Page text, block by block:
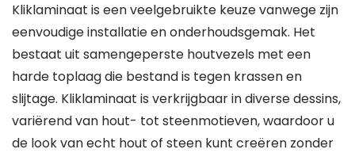
Kliklaminaat is een veelgebruikte keuze vanwege zijn
eenvoudige installatie en onderhoudsgemak. Het
bestaat uit samengeperste houtvezels met een
harde toplaag die bestand is tegen krassen en
slijtage. Kliklaminaat is verkrijgbaar in diverse dessins,
variërend van hout- tot steenmotieven, waardoor u
de look van echt hout of steen kunt creëren zonder